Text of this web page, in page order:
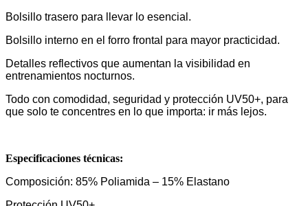
Bolsillo trasero para llevar lo esencial.
Bolsillo interno en el forro frontal para mayor practicidad.
Detalles reflectivos que aumentan la visibilidad en
entrenamientos nocturnos.
Todo con comodidad, seguridad y protección UV50+, para
que solo te concentres en lo que importa: ir más lejos.
Especificaciones técnicas:
Composición: 85% Poliamida – 15% Elastano